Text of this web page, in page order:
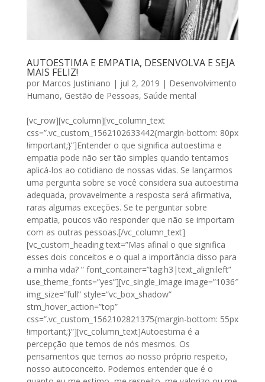
AUTOESTIMA E EMPATIA, DESENVOLVA E SEJA
MAIS FELIZ!
por Marcos Justiniano | jul 2, 2019 | Desenvolvimento
Humano, Gestão de Pessoas, Saúde mental
[vc_row][vc_column][vc_column_text
css=”.vc_custom_1562102633442{margin-bottom: 80px
!important;}”]Entender o que significa autoestima e
empatia pode não ser tão simples quando tentamos
aplicá-los ao cotidiano de nossas vidas. Se lançarmos
uma pergunta sobre se você considera sua autoestima
adequada, provavelmente a resposta será afirmativa,
raras algumas exceções. Se te perguntar sobre
empatia, poucos vão responder que não se importam
com as outras pessoas.[/vc_column_text]
[vc_custom_heading text=”Mas afinal o que significa
esses dois conceitos e o qual a importância disso para
a minha vida? ” font_container=”tag:h3|text_align:left”
use_theme_fonts=”yes”][vc_single_image image=”1036″
img_size=”full” style=”vc_box_shadow”
stm_hover_action=”top”
css=”.vc_custom_1562102821375{margin-bottom: 55px
!important;}”][vc_column_text]Autoestima é a
percepção que temos de nós mesmos. Os
pensamentos que temos ao nosso próprio respeito,
nosso autoconceito. Podemos entender que é o